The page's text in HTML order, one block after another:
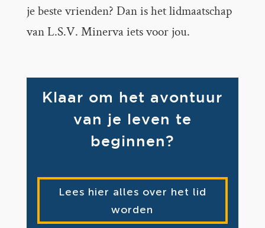
je beste vrienden? Dan is het lidmaatschap
van L.S.V. Minerva iets voor jou.
Klaar om het avontuur
van je leven te
beginnen?
Lees hier alles over het lid
worden